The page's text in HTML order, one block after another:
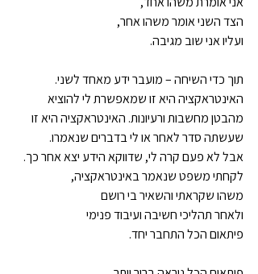
ועליו אני שוב מגיבה.
תוך כדי השיחה – מועבר ידע מאחד לשני.
האינטראקציה היא זו שמאפשרת לי להוציא
מהבטן מחשבות ורעיונות. האינטראקציה היא זו
שעשתה סדר לאחר או לי בדברים שנאמרו.
פיתאום הכל התחבר יחד.